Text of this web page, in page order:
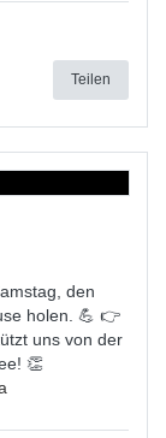
Teilen
den
holen. 💪 👉
uns von der
👏